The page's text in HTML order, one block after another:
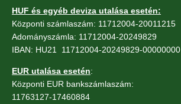
HUF és egyéb deviza utalása esetén:
Központi számlaszám: 11712004-20011215
Adományszámla: 11712004-20249829
IBAN: HU21 11712004-20249829-00000000
EUR utalása esetén:
Központi EUR bankszámlaszám:
11763127-17460884